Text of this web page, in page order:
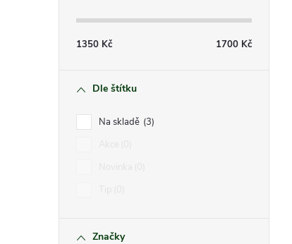
1350 Kč 1700 Kč
Dle štítku
Na skladě 3
Značky